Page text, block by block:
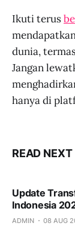
Ikuti terus
dunia,
Jangan
hanya di
READ NEXT
Update
Indonesia
ADMIN 08 AUG